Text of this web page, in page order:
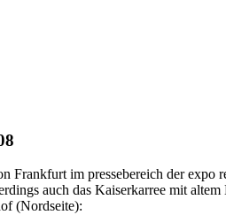
Frankfurt im pressebereich der expo
auch das Kaiserkarree mit
(Nordseite):